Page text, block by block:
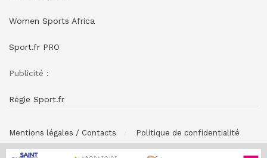
Women Sports Africa
Sport.fr PRO
Publicité :
Régie Sport.fr
Mentions légales / Contacts Politique de confidentialité
© SPONSORING.FR